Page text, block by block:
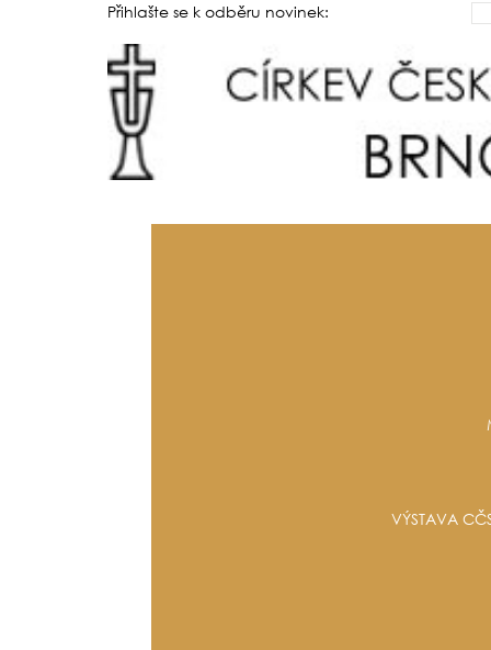
Přihlašte se k odběru novinek:
VÝSTAVA